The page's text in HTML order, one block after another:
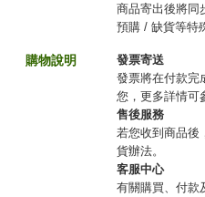
商品寄出後將同
預購 / 缺貨等特
購物說明
發票寄送
發票將在付款完
您，更多詳情可
售後服務
若您收到商品後
貨辦法。
客服中心
有關購買、付款